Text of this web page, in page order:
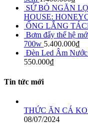
SỨ BỎ NGĂN
HOUSE:
ỐNG LẮNG
Bơm đẩy thế hệ
700w 5.400.000₫
Đèn Led Âm
550.000₫
Tin tức mới
THỨC ĂN CÁ
08/07/2024